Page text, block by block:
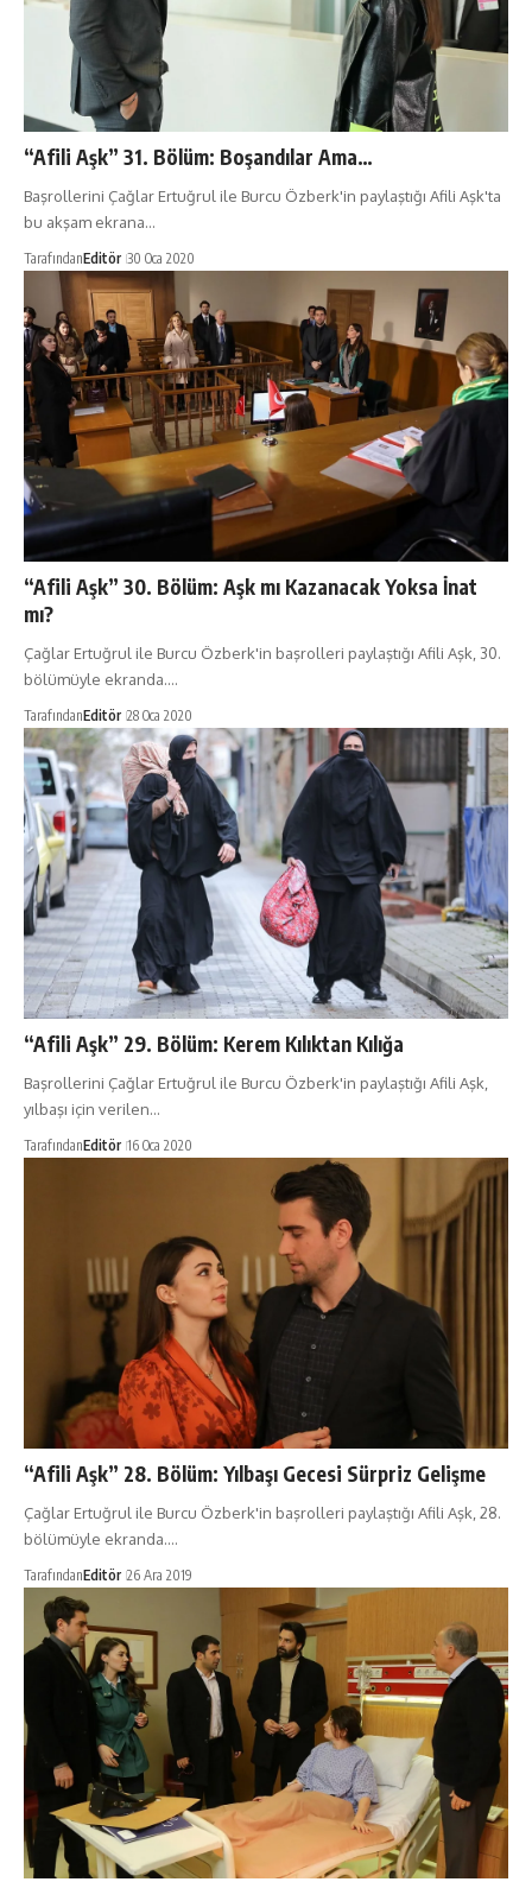
“Afili Aşk” 31. Bölüm: Boşandılar Ama…
Başrollerini Çağlar Ertuğrul ile Burcu Özberk'in paylaştığı Afili Aşk'ta
bu akşam ekrana…
TarafındanEditör 30 Oca 2020
“Afili Aşk” 30. Bölüm: Aşk mı Kazanacak Yoksa İnat
mı?
Çağlar Ertuğrul ile Burcu Özberk'in başrolleri paylaştığı Afili Aşk, 30.
bölümüyle ekranda.…
TarafındanEditör 28 Oca 2020
“Afili Aşk” 29. Bölüm: Kerem Kılıktan Kılığa
Başrollerini Çağlar Ertuğrul ile Burcu Özberk'in paylaştığı Afili Aşk,
yılbaşı için verilen…
TarafındanEditör 16 Oca 2020
“Afili Aşk” 28. Bölüm: Yılbaşı Gecesi Sürpriz Gelişme
Çağlar Ertuğrul ile Burcu Özberk'in başrolleri paylaştığı Afili Aşk, 28.
bölümüyle ekranda.…
TarafındanEditör 26 Ara 2019